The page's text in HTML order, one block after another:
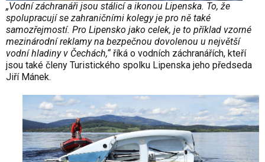
„Vodní záchranáři jsou stálicí a ikonou Lipenska. To, že
spolupracují se zahraničními kolegy je pro ně také
samozřejmostí. Pro Lipensko jako celek, je to příklad vzorné
mezinárodní reklamy na bezpečnou dovolenou u největší
vodní hladiny v Čechách,“ říká o vodních záchranářích, kteří
jsou také členy Turistického spolku Lipenska jeho předseda
Jiří Mánek.